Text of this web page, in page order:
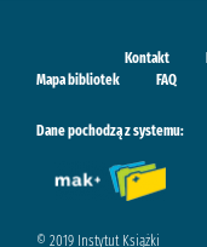
Kontakt
Mapa bibliotek
FAQ
Dane pochodzą z systemu:
© 2019 Instytut Książki